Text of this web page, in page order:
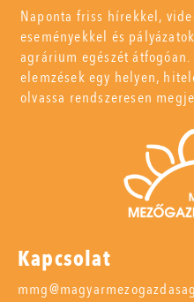
Naponta friss hírekkel,
eseményekkel és
agrárium egészét
elemzések egy helyen,
olvassa rendszeresen
Kapcsolat